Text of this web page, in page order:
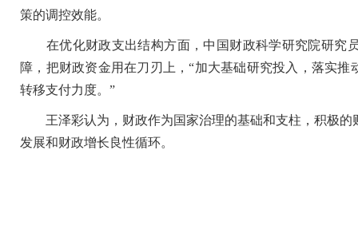
策的调控效能。
在优化财政支出结构方面，中国财政科学研究院研究
障，把财政资金用在刀刃上，“加大基础研究投入，落实
转移支付力度。”
王泽彩认为，财政作为国家治理的基础和支柱，积极的
发展和财政增长良性循环。